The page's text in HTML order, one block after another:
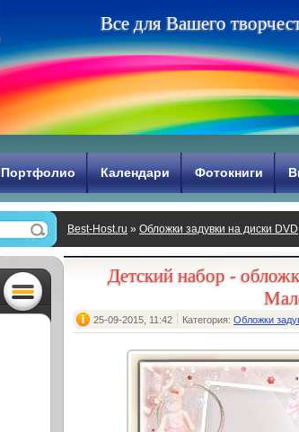
Все для Вашего творчес
Портфолио Календари Фотокниги
Best-Host.ru » Обложки задувки на диски DVD
фотошопа - Маленькая танцовщица
Детский набор -
25-09-2015, 11:42 Категория: Обложки